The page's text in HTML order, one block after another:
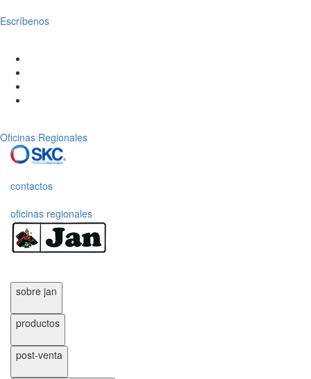
Escríbenos
Oficinas Regionales
contactos
oficinas regionales
sobre jan
productos
post-venta